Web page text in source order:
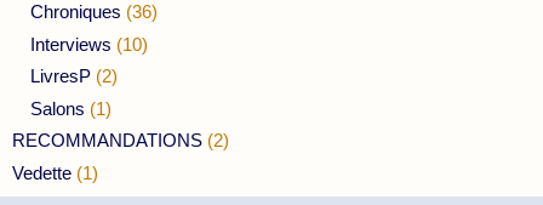
Chroniques (36)
Interviews (10)
LivresP (2)
Salons (1)
RECOMMANDATIONS (2)
Vedette (1)